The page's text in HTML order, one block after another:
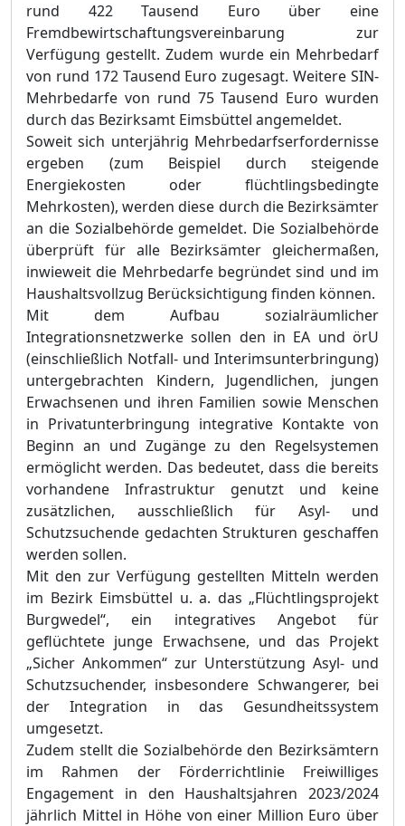
rund 422 Tausend Euro über eine
Fremdbewirtschaftungsvereinbarung zur
Verfügung gestellt. Zudem wurde ein Mehrbedarf
von rund 172 Tausend Euro zugesagt. Weitere SIN-
Mehrbedarfe von rund 75 Tausend Euro wurden
durch das Bezirksamt Eimsbüttel angemeldet.
Soweit sich unterjährig Mehrbedarfserfordernisse
ergeben (zum Beispiel durch steigende
Energiekosten oder flüchtlingsbedingte
Mehrkosten), werden diese durch die Bezirksämter
an die Sozialbehörde gemeldet. Die Sozialbehörde
überprüft für alle Bezirksämter gleichermaßen,
inwieweit die Mehrbedarfe begründet sind und im
Haushaltsvollzug Berücksichtigung finden können.
Mit dem Aufbau sozialräumlicher
Integrationsnetzwerke sollen den in EA und örU
(einschließlich Notfall- und Interimsunterbringung)
untergebrachten Kindern, Jugendlichen, jungen
Erwachsenen und ihren Familien sowie Menschen
in Privatunterbringung integrative Kontakte von
Beginn an und Zugänge zu den Regelsystemen
ermöglicht werden. Das bedeutet, dass die bereits
vorhandene Infrastruktur genutzt und keine
zusätzlichen, ausschließlich für Asyl- und
Schutzsuchende gedachten Strukturen geschaffen
werden sollen.
Mit den zur Verfügung gestellten Mitteln werden
im Bezirk Eimsbüttel u. a. das „Flüchtlingsprojekt
Burgwedel“, ein integratives Angebot für
geflüchtete junge Erwachsene, und das Projekt
„Sicher Ankommen“ zur Unterstützung Asyl- und
Schutzsuchender, insbesondere Schwangerer, bei
der Integration in das Gesundheitssystem
umgesetzt.
Zudem stellt die Sozialbehörde den Bezirksämtern
im Rahmen der Förderrichtlinie Freiwilliges
Engagement in den Haushaltsjahren 2023/2024
jährlich Mittel in Höhe von einer Million Euro über